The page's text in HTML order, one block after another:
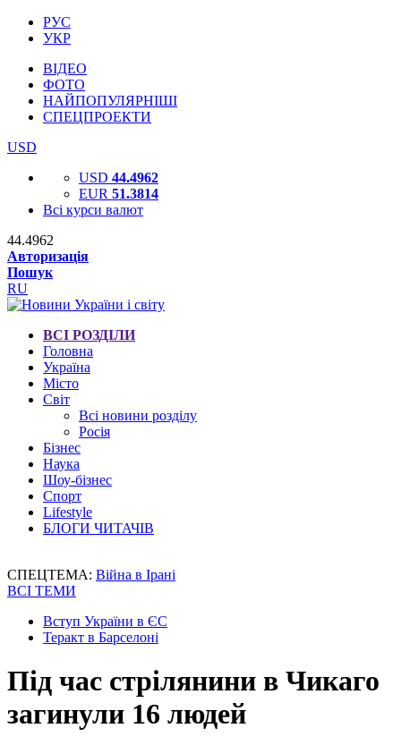
РУС
УКР
ВІДЕО
ФОТО
НАЙПОПУЛЯРНІШІ
СПЕЦПРОЕКТИ
USD
USD 44.4962
EUR 51.3814
Всі курси валют
44.4962
Авторизація
Пошук
RU
ВСІ РОЗДІЛИ
Головна
Україна
Місто
Світ
Всі новини розділу
Росія
Бізнес
Наука
Шоу-бізнес
Спорт
Lifestyle
БЛОГИ ЧИТАЧІВ
СПЕЦТЕМА: Війна в Ірані
ВСІ ТЕМИ
Вступ України в ЄС
Теракт в Барселоні
Під час стрілянини в Чикаго
загинули 16 людей